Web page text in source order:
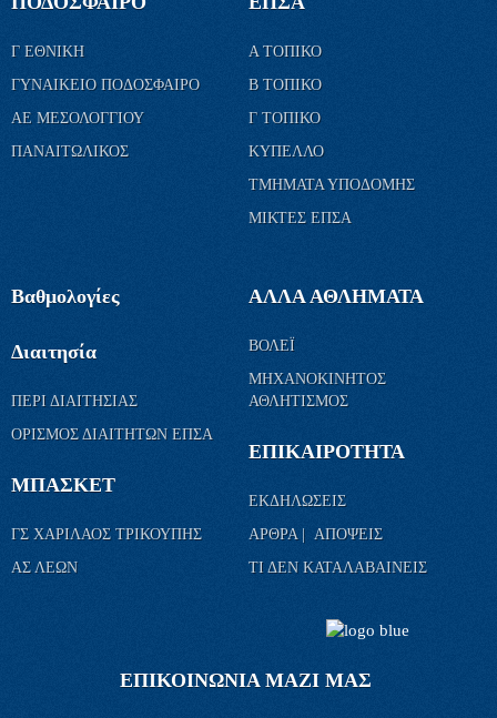
Γ ΕΘΝΙΚΗ
ΓΥΝΑΙΚΕΙΟ ΠΟΔΟΣΦΑΙΡΟ
ΑΕ ΜΕΣΟΛΟΓΓΙΟΥ
ΠΑΝΑΙΤΩΛΙΚΟΣ
Α ΤΟΠΙΚΟ
Β ΤΟΠΙΚΟ
Γ ΤΟΠΙΚΟ
ΚΥΠΕΛΛΟ
ΤΜΗΜΑΤΑ ΥΠΟΔΟΜΗΣ
ΜΙΚΤΕΣ ΕΠΣΑ
Βαθμολογίες
Διαιτησία
ΠΕΡΙ ΔΙΑΙΤΗΣΙΑΣ
ΟΡΙΣΜΟΣ ΔΙΑΙΤΗΤΩΝ ΕΠΣΑ
ΜΠΑΣΚΕΤ
ΓΣ ΧΑΡΙΛΑΟΣ ΤΡΙΚΟΥΠΗΣ
ΑΣ ΛΕΩΝ
ΑΛΛΑ ΑΘΛΗΜΑΤΑ
ΒΟΛΕΪ
ΜΗΧΑΝΟΚΙΝΗΤΟΣ
ΑΘΛΗΤΙΣΜΟΣ
ΕΠΙΚΑΙΡΟΤΗΤΑ
ΕΚΔΗΛΩΣΕΙΣ
ΑΡΘΡΑ | ΑΠΟΨΕΙΣ
ΤΙ ΔΕΝ ΚΑΤΑΛΑΒΑΙΝΕΙΣ
ΕΠΙΚΟΙΝΩΝΙΑ ΜΑΖΙ ΜΑΣ